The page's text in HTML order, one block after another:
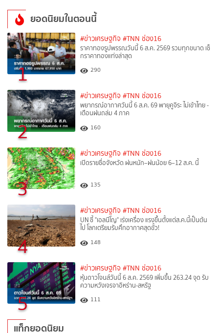
ยอดนิยมในตอนนี้
1
#ข่าวเศรษฐกิจ #TNN ช่อง16
ราคาทองรูปพรรณวันนี้ 6 ส.ค. 2569 รวมทุกขนาด เช็
กราคาทองแท่งล่าสุด
290
2
#ข่าวเศรษฐกิจ #TNN ช่อง16
พยากรณ์อากาศวันนี้ 6 ส.ค. 69 พายุคูจิระ ไม่เข้าไทย -
เตือนฝนถล่ม 4 ภาค
160
3
#ข่าวเศรษฐกิจ #TNN ช่อง16
เปิดรายชื่อจังหวัด ฝนหนัก–ฝนน้อย 6–12 ส.ค. นี้
135
4
#ข่าวเศรษฐกิจ #TNN ช่อง16
UN ชี้ "เอลนีโญ" เร่งเครื่อง แรงขึ้นตั้งแต่ส.ค.นี้เป็นต้น
ไป โลกเตรียมรับศึกอากาศสุดขั้ว!
148
5
#ข่าวเศรษฐกิจ #TNN ช่อง16
หุ้นดาวโจนส์วันนี้ 6 ส.ค. 2569 เพิ่มขึ้น 263.24 จุด รับ
ความหวังเจรจาอิหร่าน-สหรัฐ
111
แท็กยอดนิยม